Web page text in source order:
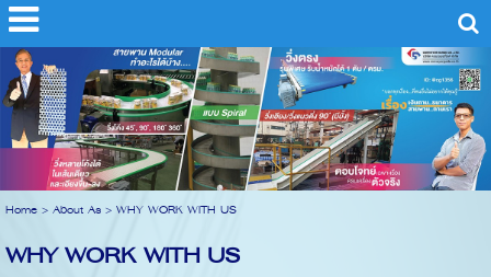
Home> About As> WHY WORK WITH US
WHY WORK WITH US